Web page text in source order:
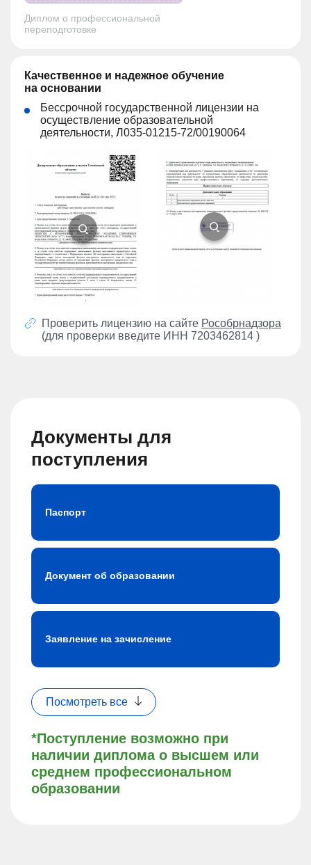
Диплом о профессиональной
переподготовке
Качественное и надежное обучение
на основании
Бессрочной государственной лицензии на
осуществление образовательной
деятельности, Л035-01215-72/00190064
Проверить лицензию на сайте Рособрнадзора
(для проверки введите ИНН 7203462814 )
Документы для
поступления
*Поступление возможно при
наличии диплома о высшем или
среднем профессиональном
образовании
Паспорт
Документ об образовании
Заявление на зачисление
Посмотреть все